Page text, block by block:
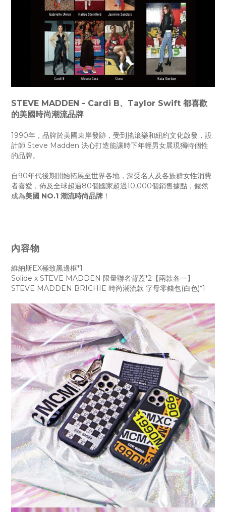
STEVE MADDEN - Cardi B、Taylor Swift 都喜歡
的美國時尚潮流品牌
1990年，品牌於美國東岸發跡，受到搖滾樂和紐約文化啟發，設
計師 Steve Madden 決心打造能讓時下年輕男女展現獨特個性
的品牌。
自90年代後期開始拓展至世界各地，深受名人及各族群女性消費
者喜愛，佈及全球超過80個國家超過10,000個銷售據點，儼然
成為美國 NO.1 潮流時尚品牌 ！
內容物
維納斯EX極致黑邊框*1
Solide x STEVE MADDEN 限量聯名背蓋*2【兩款各一】
STEVE MADDEN BRICHIE 時尚潮流款 字母零錢包(白色)*1